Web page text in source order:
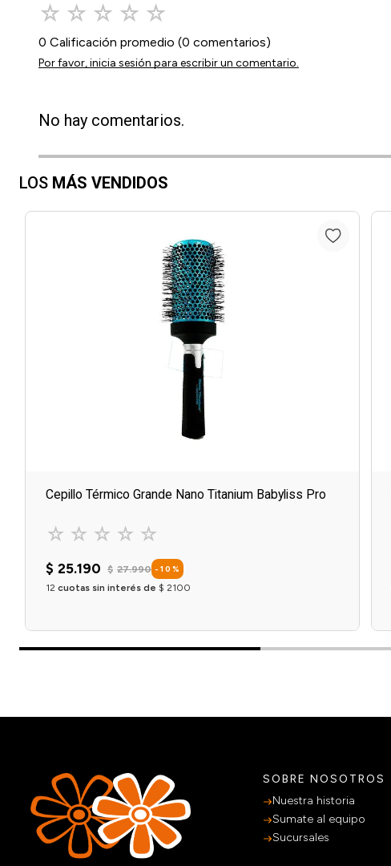
☆ ☆ ☆ ☆ ☆
0 Calificación promedio (0 comentarios)
Por favor, inicia sesión para escribir un comentario.
No hay comentarios.
LOS MÁS VENDIDOS
Cepillo Térmico Grande Nano Titanium Babyliss Pro
☆ ☆ ☆ ☆ ☆
$ 25.190 $ 27.990 - 10 %
12 cuotas sin interés de $ 2100
SOBRE NOSOTROS
Nuestra historia
Sumate al equipo
Sucursales